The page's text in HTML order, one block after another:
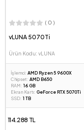
( 0 )
vLUNA 5070Ti
Ürün Kodu: vLUNA
İşlemci: AMD Ryzen 5 9600X
Chipset: AMD B650
RAM: 16 GB
Ekran Kartı: GeForce RTX 5070Ti
SSD: 1 TB
114.288 TL